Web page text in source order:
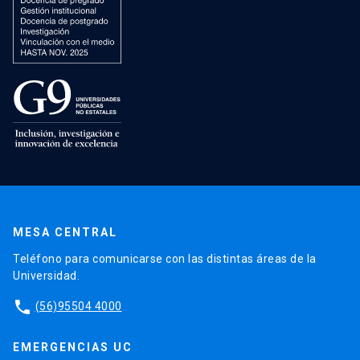
MESA CENTRAL
Teléfono para comunicarse con las distintas áreas de la
Universidad.
phone (56)95504 4000
EMERGENCIAS UC